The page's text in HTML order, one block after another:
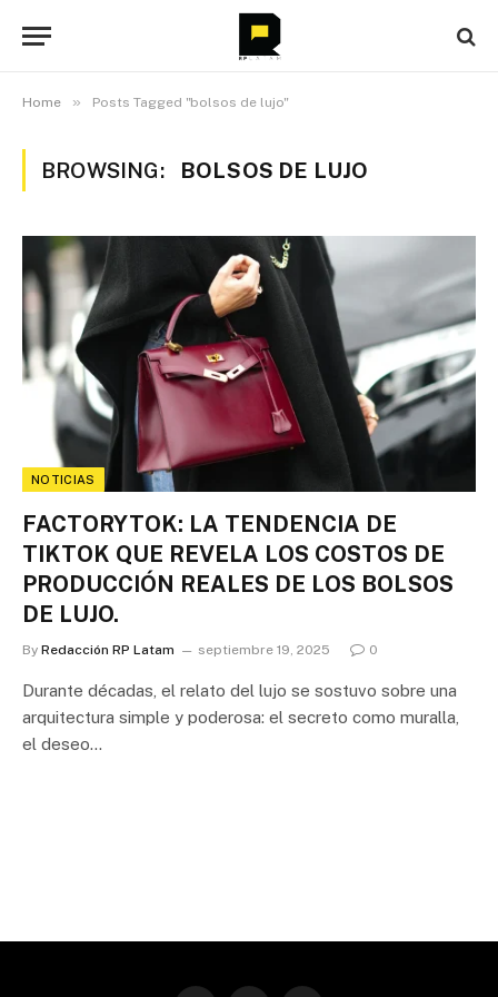
Home » Posts Tagged "bolsos de lujo"
BROWSING: BOLSOS DE LUJO
NOTICIAS
FACTORYTOK: LA TENDENCIA DE
TIKTOK QUE REVELA LOS COSTOS DE
PRODUCCIÓN REALES DE LOS BOLSOS
DE LUJO.
By Redacción RP Latam septiembre 19, 2025 0
Durante décadas, el relato del lujo se sostuvo sobre una
arquitectura simple y poderosa: el secreto como muralla,
el deseo…